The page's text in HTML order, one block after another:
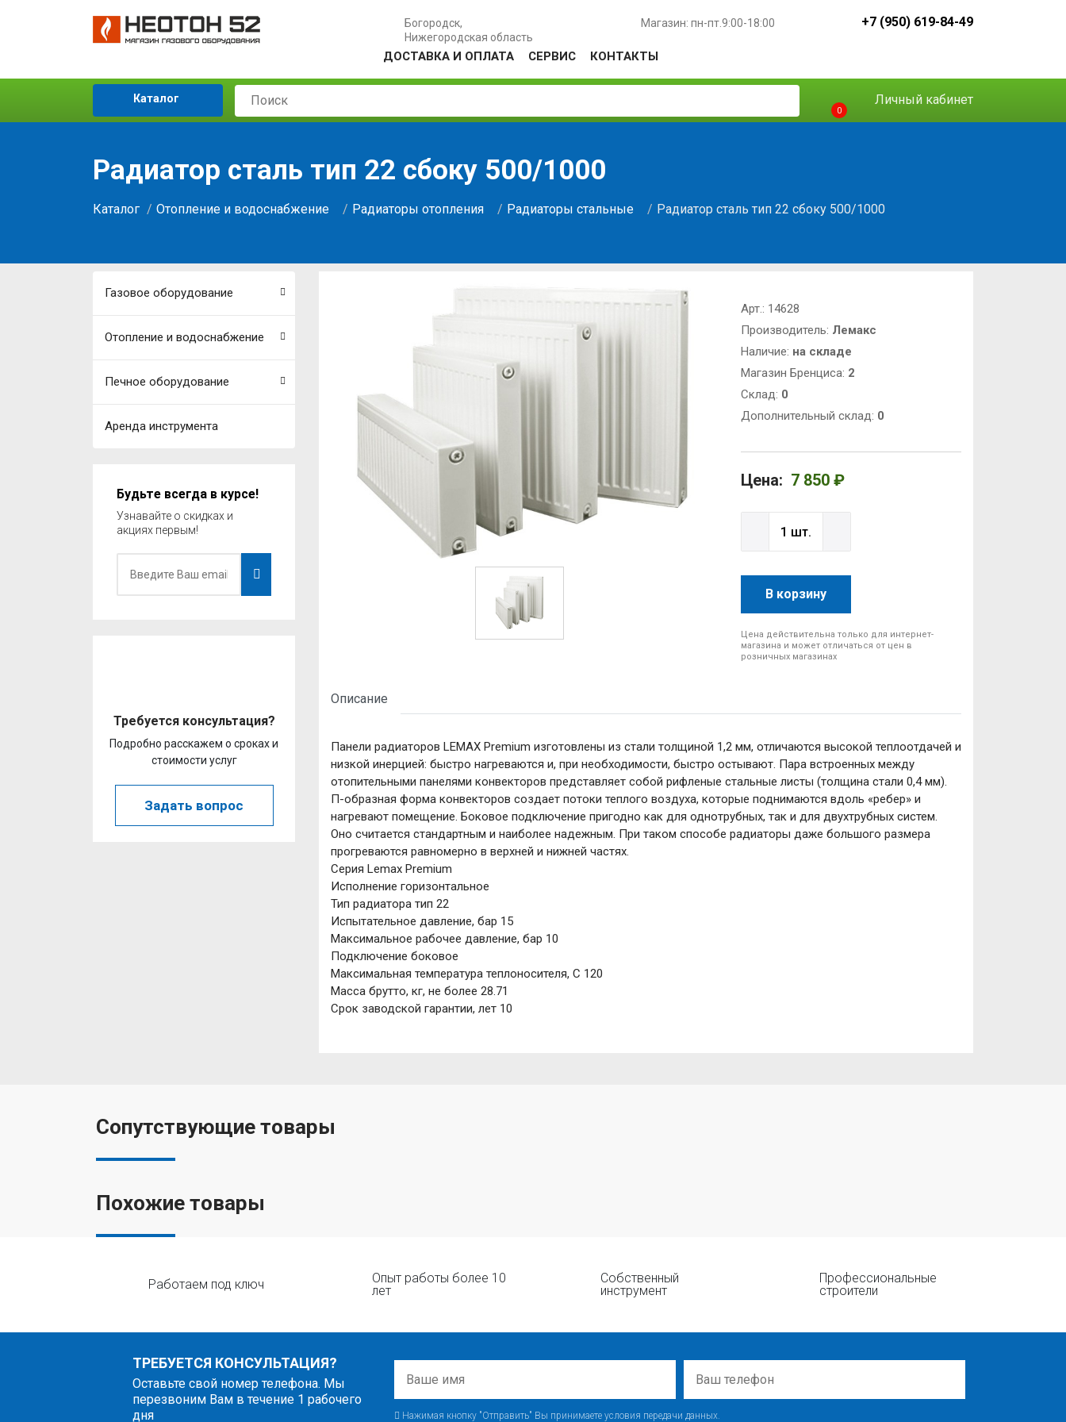
Богородск,
Нижегородская область
Магазин: пн-пт.9:00-18:00 +7 (950) 619-84-49
ДОСТАВКА И ОПЛАТА СЕРВИС КОНТАКТЫ
Каталог
0
Личный кабинет
Радиатор сталь тип 22 сбоку 500/1000
Каталог Отопление и водоснабжение Радиаторы отопления Радиаторы стальные Радиатор сталь тип 22 сбоку 500/1000
Газовое оборудование
Отопление и водоснабжение
Печное оборудование
Аренда инструмента
Будьте всегда в курсе!
Узнавайте о скидках и
акциях первым!
Требуется консультация?
Подробно расскажем о сроках и
стоимости услуг
Задать вопрос
Арт.: 14628
Производитель: Лемакс
Наличие: на складе
Магазин Бренциса: 2
Cклад: 0
Дополнительный склад: 0
Цена: 7 850 ₽
В корзину
Цена действительна только для интернет-
магазина и может отличаться от цен в
розничных магазинах
Описание
Панели радиаторов LEMAX Premium изготовлены из стали толщиной 1,2 мм, отличаются высокой теплоотдачей и
низкой инерцией: быстро нагреваются и, при необходимости, быстро остывают. Пара встроенных между
отопительными панелями конвекторов представляет собой рифленые стальные листы (толщина стали 0,4 мм).
П-образная форма конвекторов создает потоки теплого воздуха, которые поднимаются вдоль «ребер» и
нагревают помещение. Боковое подключение пригодно как для однотрубных, так и для двухтрубных систем.
Оно считается стандартным и наиболее надежным. При таком способе радиаторы даже большого размера
прогреваются равномерно в верхней и нижней частях.
Серия Lemax Premium
Исполнение горизонтальное
Тип радиатора тип 22
Испытательное давление, бар 15
Максимальное рабочее давление, бар 10
Подключение боковое
Максимальная температура теплоносителя, C 120
Масса брутто, кг, не более 28.71
Срок заводской гарантии, лет 10
Сопутствующие товары
Похожие товары
Работаем под ключ
Опыт работы более 10
лет
Собственный
инструмент
Профессиональные
строители
ТРЕБУЕТСЯ КОНСУЛЬТАЦИЯ?
Оставьте свой номер телефона. Мы
перезвоним Вам в течение 1 рабочего
дня
Нажимая кнопку "Отправить" Вы принимаете условия передачи данных.